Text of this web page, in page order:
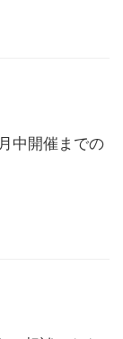
中開催までの